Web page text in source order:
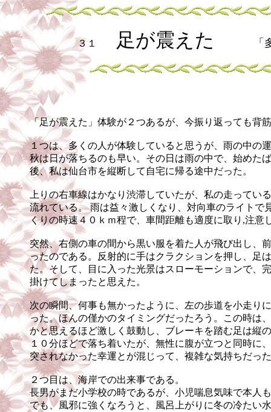
３１ 足が震えた
「足が震えた」体験が２つあるが、今振り返っても背
１つは、多くの人が体験していると思うが、雨の中の
秋は日が落ちるのも早い。その日は雨の中で、始めた
後、私は仙台市を縦断して自宅に帰る途中だった。
上りの右車線はかなり渋滞していたが、私の走ってい
流れている。 雨は益々激しくなり、対向車のライトで
くりの時速４０ｋｍ程で、車間距離も適度に取り,注意
突然、右側の車の間から黒い服を着た人が飛び出し、
ったのである。反射的に手はクラクションを押し、足
た。そして、目に入った光景はスローモーションで、
掛けてしまったと思えた。
次の瞬間、何事も無かったように、左の歩道を小走り
った。ほんの僅かのタイミングだったろう。この時は
かと思えるほど激しく鼓動し、ブレーキを踏む足は縦
１０分ほどで落ち着いたが、無性に腹が立つと同時に
突されなかった幸運とが混じって、複雑な気持ちだっ
２つ目は、海岸での出来事である。
長男がまだ小学校の時であるが、小児喘息気味で本人
でも、風邪に強くなろうと、風呂上がりに冬の冷たい